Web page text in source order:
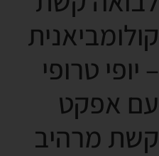
קולומביאנית
– יופי טרופי
עם אפקט
קשת מרהיב